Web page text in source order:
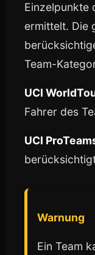
Einzelpunkte
ermittelt. Die
Team-
UCI
Fahrer des
UCI
Warnung
Ein Team